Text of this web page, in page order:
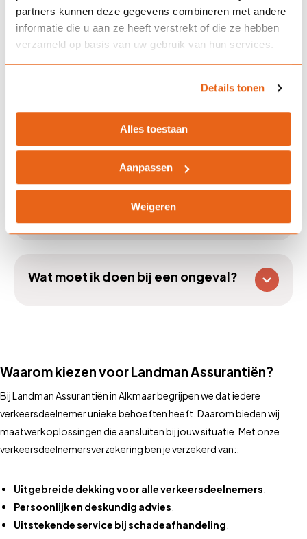
partners kunnen deze gegevens combineren met andere
informatie die u aan ze heeft verstrekt of die ze hebben
verzameld op basis van uw gebruik van hun services.
Details tonen
Alles toestaan
Aanpassen
Weigeren
Hoe verschilt een
verkeersdeelnemersverzekering
van een gewone autoverzekering?
Kan ik deze verzekering
combineren met andere
verzekeringen?
Hoe wordt de premie bepaald?
Wat moet ik doen bij een ongeval?
Waarom kiezen voor Landman Assurantiën?
Bij Landman Assurantiën in Alkmaar begrijpen we dat iedere
verkeersdeelnemer unieke behoeften heeft. Daarom bieden wij
maatwerkoplossingen die aansluiten bij jouw situatie. Met onze
verkeersdeelnemersverzekering ben je verzekerd van::
Uitgebreide dekking voor alle verkeersdeelnemers
Persoonlijk en deskundig advies
Uitstekende service bij schadeafhandeling